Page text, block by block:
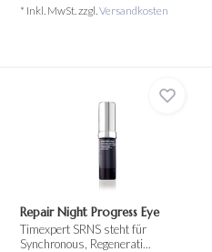
* Inkl. MwSt. zzgl.Versandkosten
Repair Night Progress Eye
Timexpert SRNS steht für
Synchronous, Regenerati...